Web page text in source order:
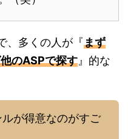
、多くの人が『まず
のASPで探す』的な
が得意なのがすご